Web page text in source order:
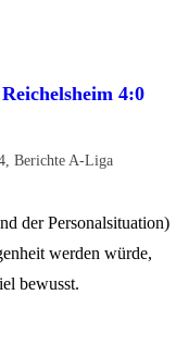
4:0
,Berichte A-Liga
der Personalsituation)
werden würde,
bewusst.